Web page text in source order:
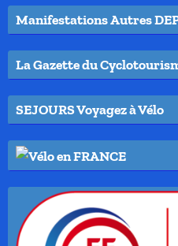
Manifestations Autres
La Gazette du
SEJOURS Voyagez à Vélo